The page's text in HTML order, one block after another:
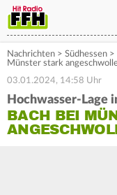
Nachrichten > Südhessen >
Münster stark
03.01.2024, 14:58 Uhr
Hochwasser-Lage
BACH BEI